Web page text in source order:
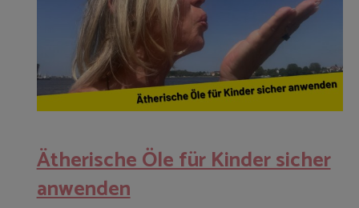
Ätherische Öle für Kinder sicher
anwenden